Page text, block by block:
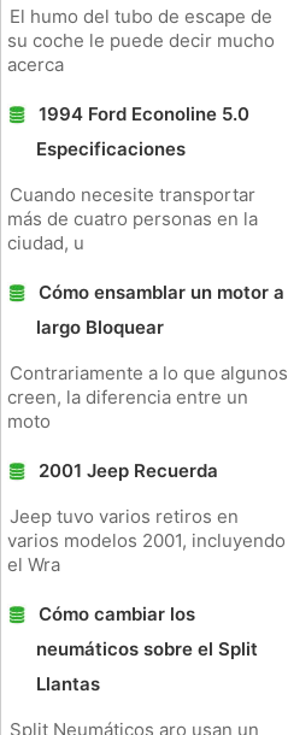
El humo del tubo de escape de
su coche le puede decir mucho
acerca
1994 Ford Econoline 5.0
Especificaciones
Cuando necesite transportar
más de cuatro personas en la
ciudad, u
Cómo ensamblar un motor a
largo Bloquear
Contrariamente a lo que algunos
creen, la diferencia entre un
moto
2001 Jeep Recuerda
Jeep tuvo varios retiros en
varios modelos 2001, incluyendo
el Wra
Cómo cambiar los
neumáticos sobre el Split
Llantas
Split Neumáticos aro usan un